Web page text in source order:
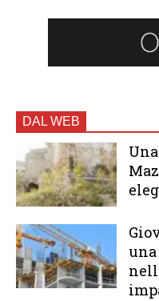
DAL WEB